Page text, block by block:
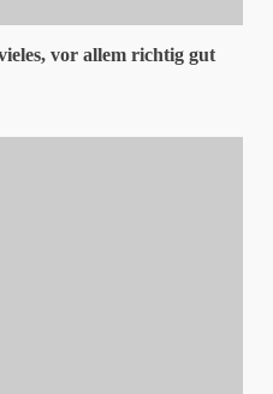
vor allem richtig gut